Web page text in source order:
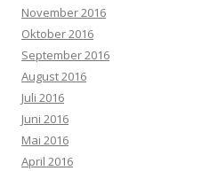
November 2016
Oktober 2016
September 2016
August 2016
Juli 2016
Juni 2016
Mai 2016
April 2016